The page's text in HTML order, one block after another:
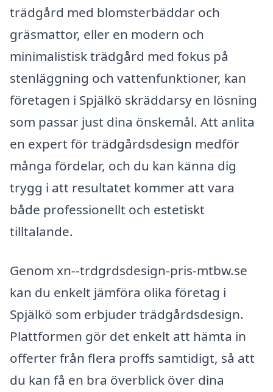
trädgård med blomsterbäddar och
gräsmattor, eller en modern och
minimalistisk trädgård med fokus på
stenläggning och vattenfunktioner, kan
företagen i Spjälkö skräddarsy en lösning
som passar just dina önskemål. Att anlita
en expert för trädgårdsdesign medför
många fördelar, och du kan känna dig
trygg i att resultatet kommer att vara
både professionellt och estetiskt
tilltalande.
Genom xn--trdgrdsdesign-pris-mtbw.se
kan du enkelt jämföra olika företag i
Spjälkö som erbjuder trädgårdsdesign.
Plattformen gör det enkelt att hämta in
offerter från flera proffs samtidigt, så att
du kan få en bra överblick över dina